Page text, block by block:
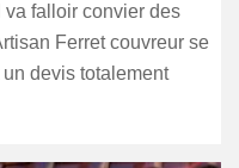
falloir convier des
Ferret couvreur se
devis totalement